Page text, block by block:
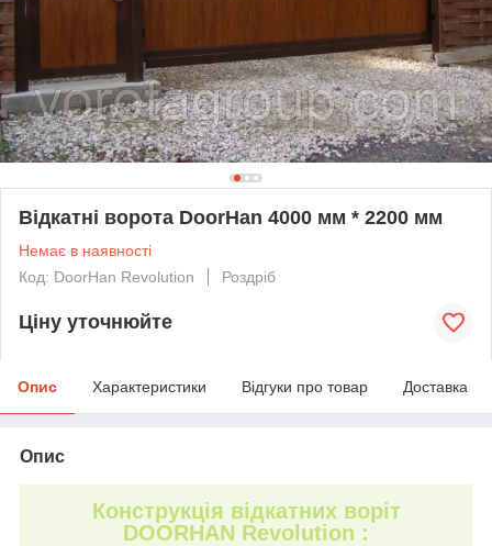
Відкатні ворота DoorHan 4000 мм * 2200 мм
Немає в наявності
Код: DoorHan Revolution
Роздріб
Ціну уточнюйте
Опис Характеристики Відгуки про товар Доставка
Опис
Конструкція відкатних воріт
DOORHAN Revolution :